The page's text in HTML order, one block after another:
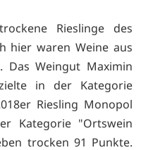
Rieslinge des
hier waren Weine aus
Das Weingut Maximin
in der Kategorie
Riesling Monopol
Kategorie "Ortswein
trocken 91 Punkte.